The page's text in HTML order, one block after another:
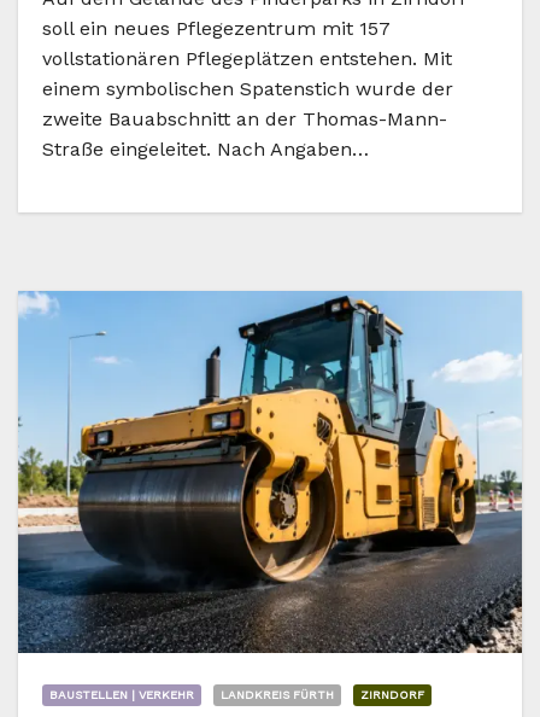
soll ein neues Pflegezentrum mit 157
vollstationären Pflegeplätzen entstehen. Mit
einem symbolischen Spatenstich wurde der
zweite Bauabschnitt an der Thomas-Mann-
Straße eingeleitet. Nach Angaben…
BAUSTELLEN | VERKEHR LANDKREIS FÜRTH ZIRNDORF